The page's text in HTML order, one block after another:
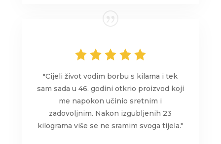
"Cijeli život vodim borbu s kilama i tek
sam sada u 46. godini otkrio proizvod koji
me napokon učinio sretnim i
zadovoljnim. Nakon izgubljenih 23
kilograma više se ne sramim svoga tijela."